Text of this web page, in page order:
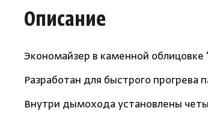
Описание
Экономайзер в каменной облицовке
Разработан для быстрого прогрева
Внутри дымохода установлены